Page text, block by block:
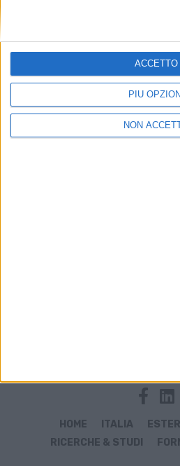
PIÙ OPZIONI
NON
ACCETTO
HOME ITALIA
RICERCHE & STUDI